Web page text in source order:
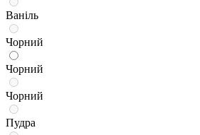
Ваніль
Чорний
Чорний
Чорний
Пудра